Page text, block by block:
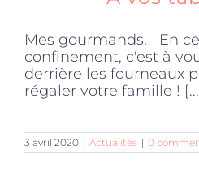
Mes gourmands, En
confinement, c'est à
derrière les fourneaux
régaler votre famille !
3 avril 2020 | Actualités | 0